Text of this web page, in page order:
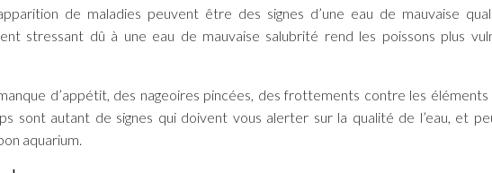
de maladies peuvent être des signes d’une eau de mauvaise
stressant dû à une eau de mauvaise salubrité rend les poissons plus
d’appétit, des nageoires pincées, des frottements contre les
sont autant de signes qui doivent vous alerter sur la qualité de l’eau, et
aquarium.